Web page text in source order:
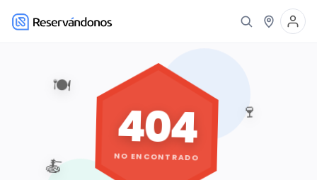
🍽️
🍷
🍝
404
NO ENCONTRADO